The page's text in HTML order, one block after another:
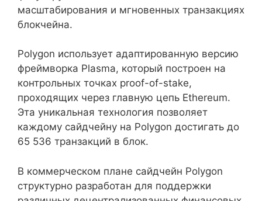
масштабирования и мгновенных транзакциях
блокчейна.
Polygon использует адаптированную версию
фреймворка Plasma, который построен на
контрольных точках proof-of-stake,
проходящих через главную цепь Ethereum.
Эта уникальная технология позволяет
каждому сайдчейну на Polygon достигать до
65 536 транзакций в блок.
В коммерческом плане сайдчейн Polygon
структурно разработан для поддержки